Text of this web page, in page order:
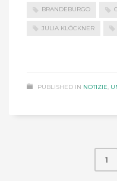
BRANDEBURGO
JULIA KLÖCKNER
PUBLISHED IN NOTIZIE,
1